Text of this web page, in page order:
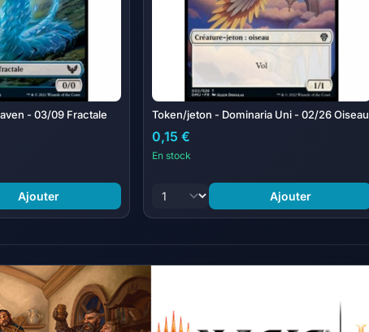
- 03/09 Fractale
Ajouter
Token/jeton - Dominaria Uni - 02/26 Oiseau
0,15 €
En stock
Ajouter